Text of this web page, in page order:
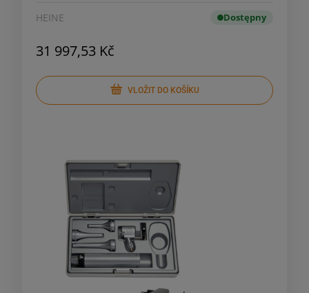
HEINE Dostępny
31 997,53 Kč
VLOŽIT DO KOŠÍKU